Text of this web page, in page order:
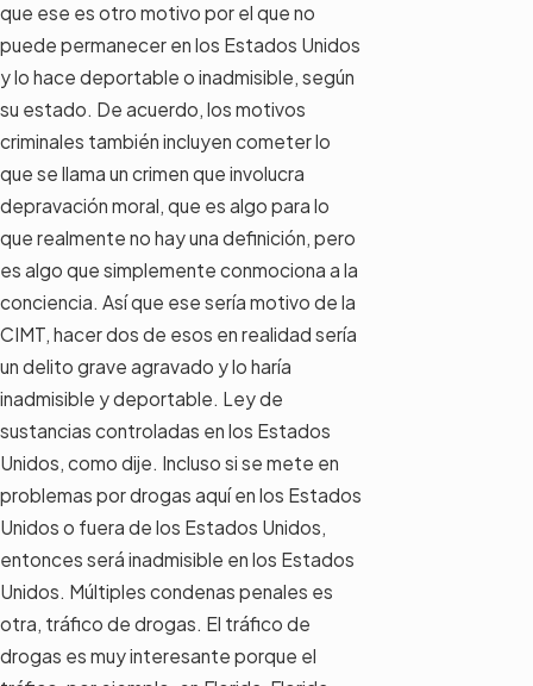
que ese es otro motivo por el que no
puede permanecer en los Estados Unidos
y lo hace deportable o inadmisible, según
su estado. De acuerdo, los motivos
criminales también incluyen cometer lo
que se llama un crimen que involucra
depravación moral, que es algo para lo
que realmente no hay una definición, pero
es algo que simplemente conmociona a la
conciencia. Así que ese sería motivo de la
CIMT, hacer dos de esos en realidad sería
un delito grave agravado y lo haría
inadmisible y deportable. Ley de
sustancias controladas en los Estados
Unidos, como dije. Incluso si se mete en
problemas por drogas aquí en los Estados
Unidos o fuera de los Estados Unidos,
entonces será inadmisible en los Estados
Unidos. Múltiples condenas penales es
otra, tráfico de drogas. El tráfico de
drogas es muy interesante porque el